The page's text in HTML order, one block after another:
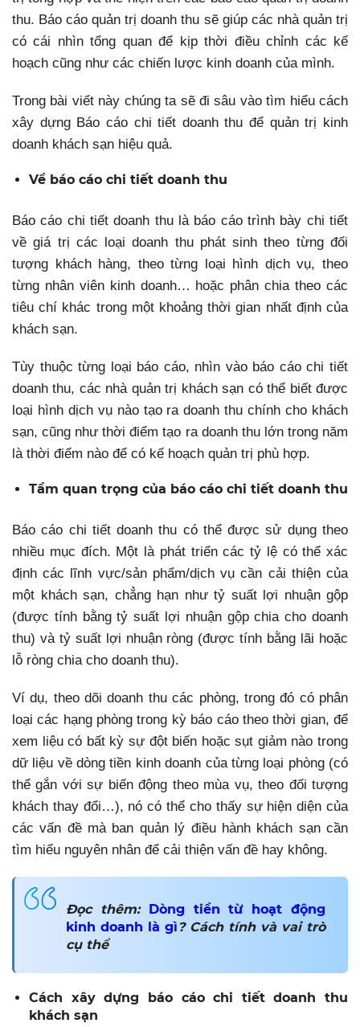
thu. Báo cáo quản trị doanh thu sẽ giúp các nhà quản trị
có cái nhìn tổng quan để kịp thời điều chỉnh các kế
hoạch cũng như các chiến lược kinh doanh của mình.
Trong bài viết này chúng ta sẽ đi sâu vào tìm hiểu cách
xây dựng Báo cáo chi tiết doanh thu để quản trị kinh
doanh khách sạn hiệu quả.
Về báo cáo chi tiết doanh thu
Báo cáo chi tiết doanh thu là báo cáo trình bày chi tiết
về giá trị các loại doanh thu phát sinh theo từng đối
tượng khách hàng, theo từng loại hình dịch vụ, theo
từng nhân viên kinh doanh… hoặc phân chia theo các
tiêu chí khác trong một khoảng thời gian nhất định của
khách sạn.
Tùy thuộc từng loại báo cáo, nhìn vào báo cáo chi tiết
doanh thu, các nhà quản trị khách sạn có thể biết được
loại hình dịch vụ nào tạo ra doanh thu chính cho khách
sạn, cũng như thời điểm tạo ra doanh thu lớn trong năm
là thời điểm nào để có kế hoạch quản trị phù hợp.
Tầm quan trọng của báo cáo chi tiết doanh thu
Báo cáo chi tiết doanh thu có thể được sử dụng theo
nhiều mục đích. Một là phát triển các tỷ lệ có thể xác
định các lĩnh vực/sản phẩm/dịch vụ cần cải thiện của
một khách sạn, chẳng hạn như tỷ suất lợi nhuận gộp
(được tính bằng tỷ suất lợi nhuận gộp chia cho doanh
thu) và tỷ suất lợi nhuận ròng (được tính bằng lãi hoặc
lỗ ròng chia cho doanh thu).
Ví dụ, theo dõi doanh thu các phòng, trong đó có phân
loại các hạng phòng trong kỳ báo cáo theo thời gian, để
xem liệu có bất kỳ sự đột biến hoặc sụt giảm nào trong
dữ liệu về dòng tiền kinh doanh của từng loại phòng (có
thể gắn với sự biến động theo mùa vụ, theo đối tượng
khách thay đổi…), nó có thể cho thấy sự hiện diện của
các vấn đề mà ban quản lý điều hành khách sạn cần
tìm hiểu nguyên nhân để cải thiện vấn đề hay không.
Đọc thêm: Dòng tiền từ hoạt động
kinh doanh là gì? Cách tính và vai trò
cụ thể
Cách xây dựng báo cáo chi tiết doanh thu
khách sạn